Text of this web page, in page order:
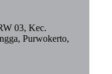
03, Kec.
Purwokerto,